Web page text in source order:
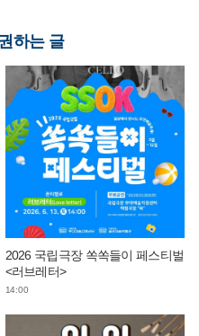
하는 글
2026 국립극장 쏙쏙들이 페스티벌
<러브레터>
14:00